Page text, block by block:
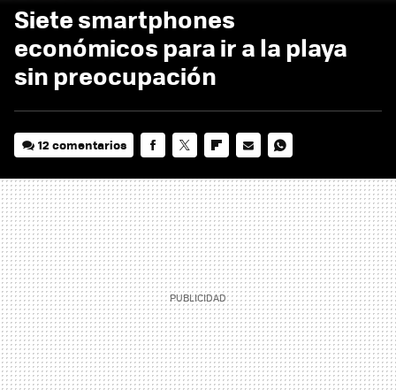
Siete smartphones
económicos para ir a la playa
sin preocupación
12 comentarios
MAIL